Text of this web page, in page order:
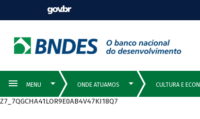
Z7_7QGCHA41LOR9E0AB4V47KI18Q7